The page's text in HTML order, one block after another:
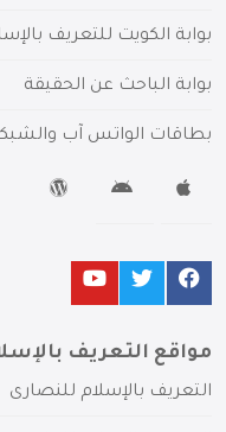
بوابة الكويت للتعريف
بوابة الباحث عن الحقيقة
بطاقات الواتس آب
مواقع التعريف
التعريف بالإسلام للنصارى